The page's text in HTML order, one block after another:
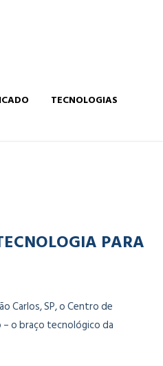
TECNOLOGIAS
PARA
Carlos, SP, o Centro de
o braço tecnológico da